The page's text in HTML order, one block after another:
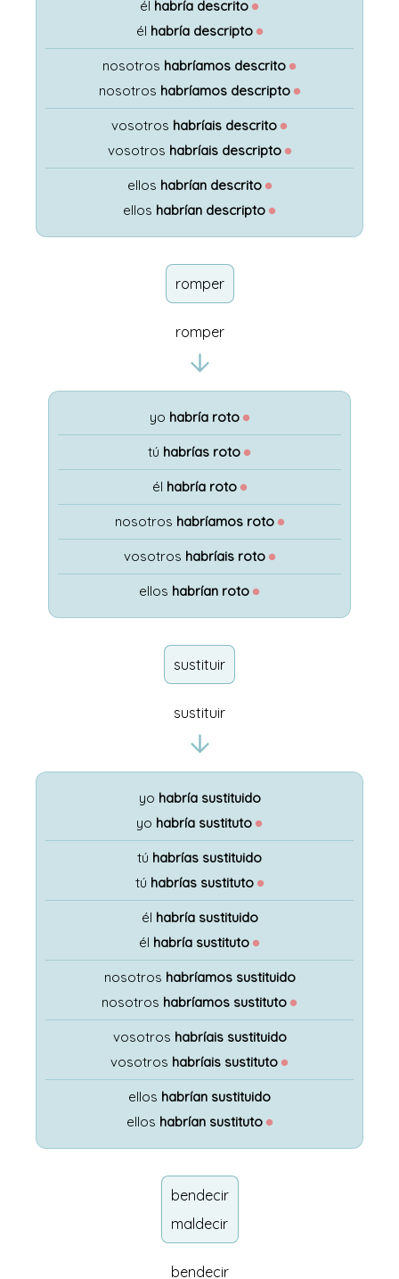
él habría descrito ●
él habría descripto ●
nosotros habríamos descrito ●
nosotros habríamos descripto ●
vosotros habríais descrito ●
vosotros habríais descripto ●
ellos habrían descrito ●
ellos habrían descripto ●
romper
romper
yo habría roto ●
tú habrías roto ●
él habría roto ●
nosotros habríamos roto ●
vosotros habríais roto ●
ellos habrían roto ●
sustituir
sustituir
yo habría sustituido
yo habría sustituto ●
tú habrías sustituido
tú habrías sustituto ●
él habría sustituido
él habría sustituto ●
nosotros habríamos sustituido
nosotros habríamos sustituto ●
vosotros habríais sustituido
vosotros habríais sustituto ●
ellos habrían sustituido
ellos habrían sustituto ●
bendecir
maldecir
bendecir